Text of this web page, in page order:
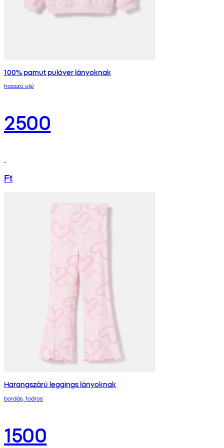
100% pamut pulóver lányoknak
hosszú ujjú
2500
Ft
Harangszárú leggings lányoknak
bordás, fodros
1500